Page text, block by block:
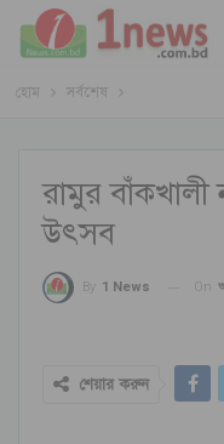
হোম সর্বশেষ
রামুর
উৎসব
By 1 News On
শেয়ার করুন